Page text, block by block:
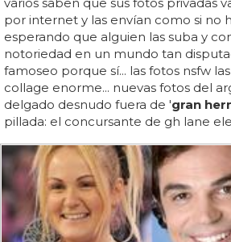
por internet y las envían como si no
esperando que alguien las suba y
notoriedad en un mundo tan
famoseo porque sí... las fotos nsfw
collage enorme... nuevas fotos del
delgado desnudo fuera de 'gran
pillada: el concursante de gh lane